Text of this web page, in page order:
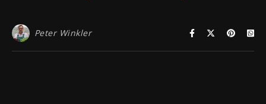
Peter Winkler